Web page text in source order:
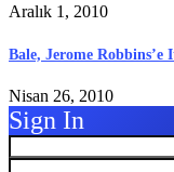
Aralık 1, 2010
Bale, Jerome
Nisan 26, 2010
Sign In